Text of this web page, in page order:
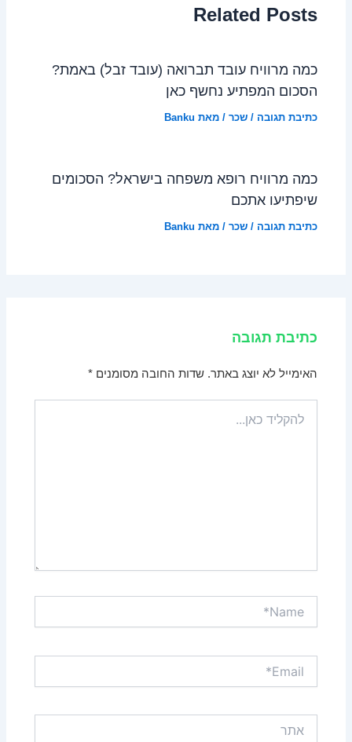
Related Posts
כמה מרוויח עובד תברואה (עובד זבל) באמת?
הסכום המפתיע נחשף כאן
כתיבת תגובה /שכר / מאת Banku
כמה מרוויח רופא משפחה בישראל? הסכומים
שיפתיעו אתכם
כתיבת תגובה /שכר / מאת Banku
כתיבת תגובה
האימייל לא יוצג באתר. שדות החובה מסומנים*
כאן...